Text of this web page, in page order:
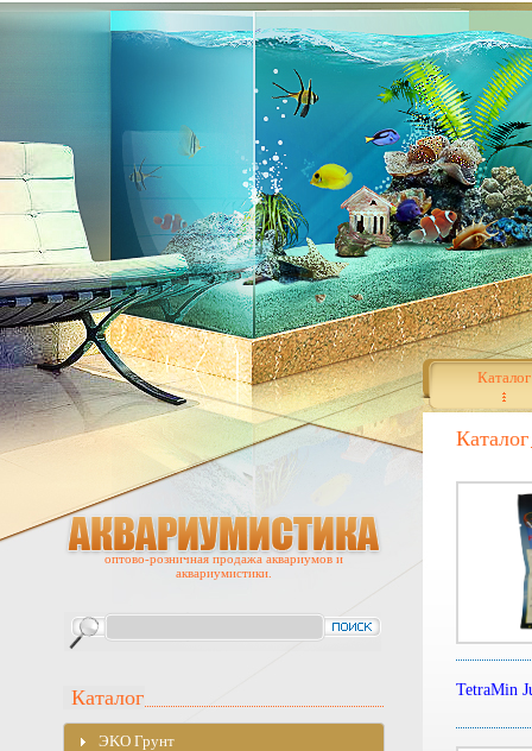
Каталог
Каталог
TetraMin
оптово-розничная продажа аквариумов и
аквариумистики.
Каталог
ЭKO Грунт